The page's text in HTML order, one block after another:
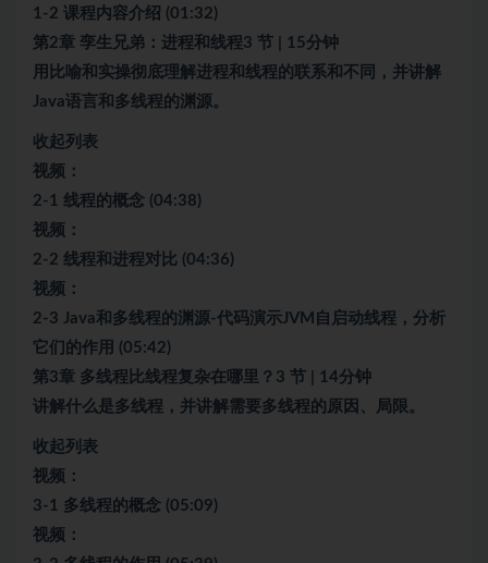
1-2 课程内容介绍 (01:32)
第2章 孪生兄弟：进程和线程3 节 | 15分钟
用比喻和实操彻底理解进程和线程的联系和不同，并讲解
Java语言和多线程的渊源。
收起列表
视频：
2-1 线程的概念 (04:38)
视频：
2-2 线程和进程对比 (04:36)
视频：
2-3 Java和多线程的渊源-代码演示JVM自启动线程，分析
它们的作用 (05:42)
第3章 多线程比线程复杂在哪里？3 节 | 14分钟
讲解什么是多线程，并讲解需要多线程的原因、局限。
收起列表
视频：
3-1 多线程的概念 (05:09)
视频：